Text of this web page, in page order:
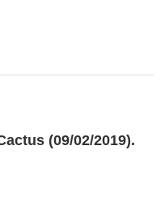
(09/02/2019).